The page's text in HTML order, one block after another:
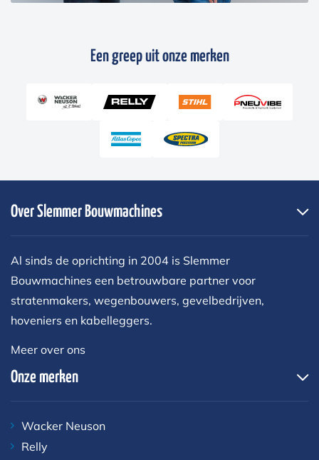
Een greep uit onze merken
Over Slemmer Bouwmachines
Al sinds de oprichting in 2004 is Slemmer
Bouwmachines een betrouwbare partner voor
stratenmakers, wegenbouwers, gevelbedrijven,
hoveniers en kabelleggers.
Meer over ons
Onze merken
Wacker Neuson
Relly